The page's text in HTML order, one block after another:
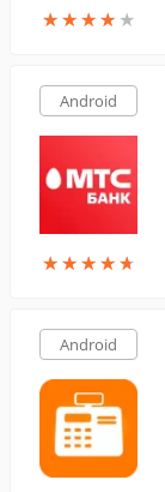
★★★★ ★
★★★★ ★
Android
★★★★★
★★★★★
Android